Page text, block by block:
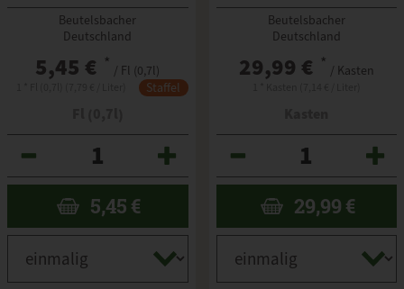
Beutelsbacher
Deutschland
5,45 € * / Fl (0,7l)
Staffel
5,45 €
Beutelsbacher
Deutschland
29,99 € * / Kasten
29,99 €